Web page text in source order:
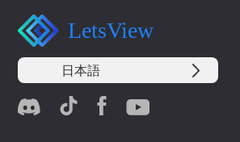
LetsView
日本語